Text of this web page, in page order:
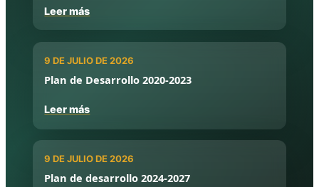
Leer más
9 DE JULIO DE 2026
Plan de Desarrollo 2020-2023
Leer más
9 DE JULIO DE 2026
Plan de desarrollo 2024-2027